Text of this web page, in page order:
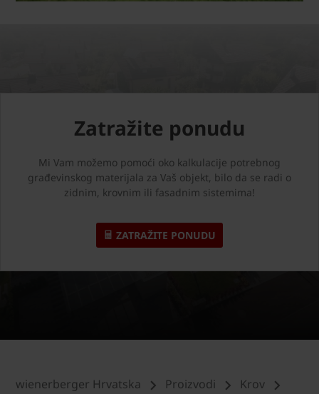
Zatražite ponudu
Mi Vam možemo pomoći oko kalkulacije potrebnog
građevinskog materijala za Vaš objekt, bilo da se radi o
zidnim, krovnim ili fasadnim sistemima!
ZATRAŽITE PONUDU
wienerberger Hrvatska Proizvodi
Krov